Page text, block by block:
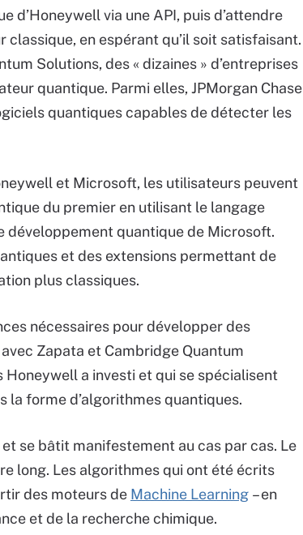
d’Honeywell via une API, puis d’attendre
en espérant qu’il soit satisfaisant.
Solutions, des « dizaines » d’entreprises
quantique. Parmi elles, JPMorgan Chase
quantiques capables de détecter les
et Microsoft, les utilisateurs peuvent
du premier en utilisant le langage
développement quantique de Microsoft.
et des extensions permettant de
plus classiques.
nécessaires pour développer des
Zapata et Cambridge Quantum
a investi et qui se spécialisent
la forme d’algorithmes quantiques.
se bâtit manifestement au cas par cas. Le
long. Les algorithmes qui ont été écrits
des moteurs de Machine Learning – en
et de la recherche chimique.